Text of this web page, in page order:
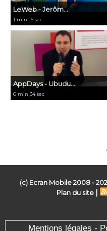
LeWeb - Jerôm...
1 min 15 sec
AppDays - Ubudu...
6 min 34 sec
(c) Ecran Mobile 2008 -
Plan du site |
Mentions légales -